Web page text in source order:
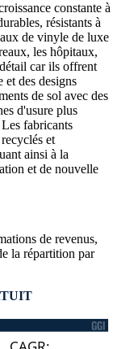
constante à
résistants à
de vinyle de luxe
les hôpitaux,
car ils offrent
et des designs
de sol avec des
d'usure plus
fabricants
et
ainsi à la
et de nouvelle
de revenus,
la répartition par